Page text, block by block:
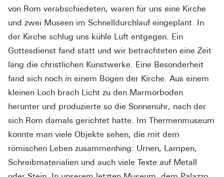
von Rom verabschiedeten, waren für uns eine Kirche
und zwei Museen im Schnelldurchlauf eingeplant. In
der Kirche schlug uns kühle Luft entgegen. Ein
Gottesdienst fand statt und wir betrachteten eine Zeit
lang die christlichen Kunstwerke. Eine Besonderheit
fand sich noch in einem Bogen der Kirche. Aus einem
kleinen Loch brach Licht zu den Marmorboden
herunter und produzierte so die Sonnenuhr, nach der
sich Rom damals gerichtet hatte. Im Thermenmuseum
konnte man viele Objekte sehen, die mit dem
römischen Leben zusammenhing: Urnen, Lampen,
Schreibmaterialien und auch viele Texte auf Metall